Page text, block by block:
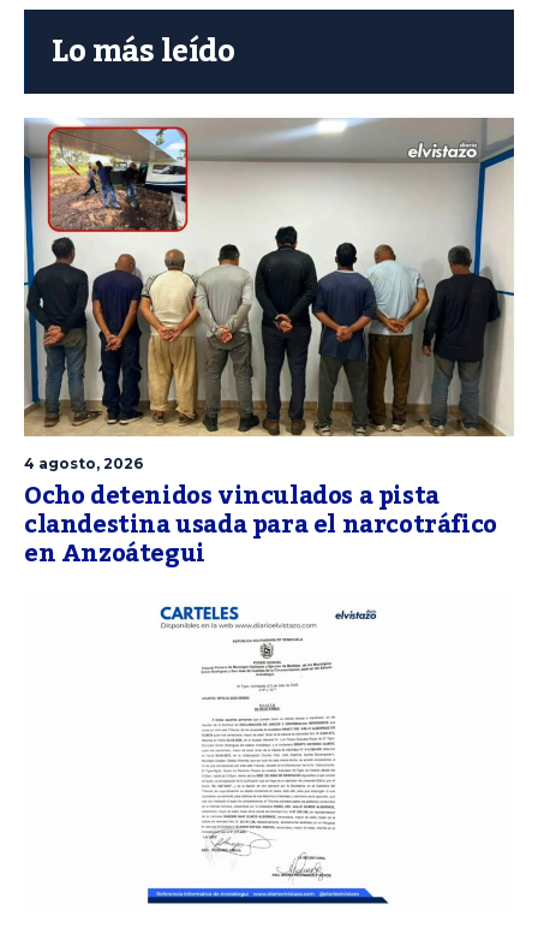
Lo más leído
4 agosto, 2026
Ocho detenidos vinculados a pista
clandestina usada para el narcotráfico
en Anzoátegui